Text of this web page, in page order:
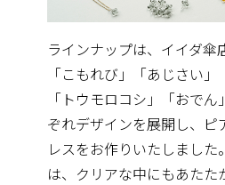
ラインナップは、イイダ傘
「こもれび」「あじさい」
「トウモロコシ」「おで
ぞれデザインを展開し、ピ
レスをお作りいたしました
は、クリアな中にもあたた